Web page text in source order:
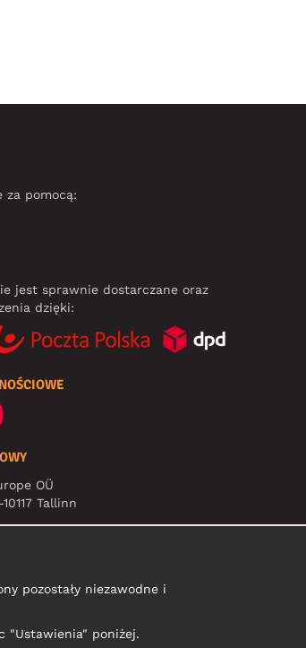
za pomocą:
jest sprawnie dostarczane oraz
dzięki:
OÜ
Tallinn
pozostały niezawodne i
"Ustawienia" poniżej.